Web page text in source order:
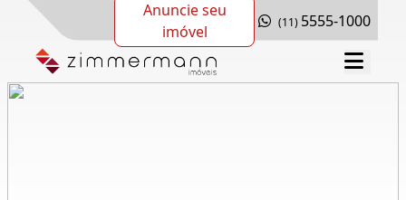
Anuncie seu
imóvel
(11) 5555-1000